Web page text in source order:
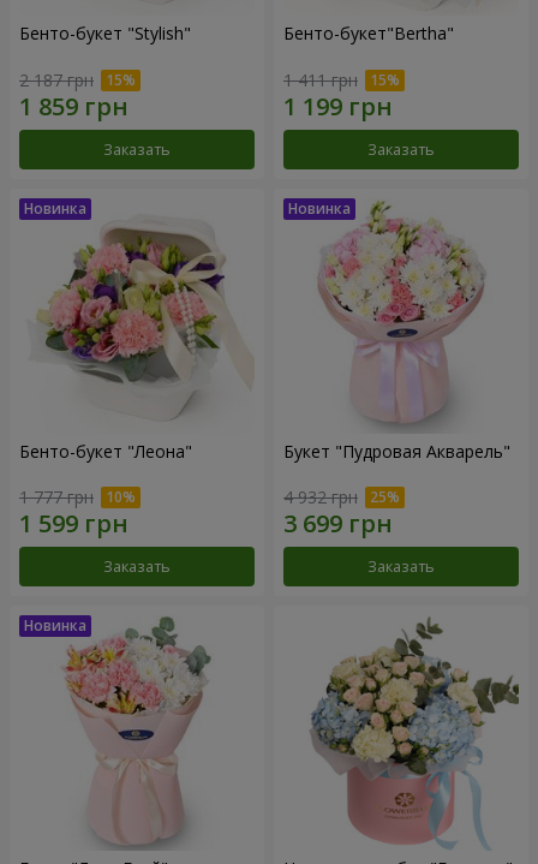
Бенто-букет "Stylish"
2 187 грн
Заказать
Бенто-букет"Bertha"
1 411 грн
Заказать
Бенто-букет "Леона"
1 777 грн
Заказать
Букет "Пудровая Акварель"
4 932 грн
Заказать